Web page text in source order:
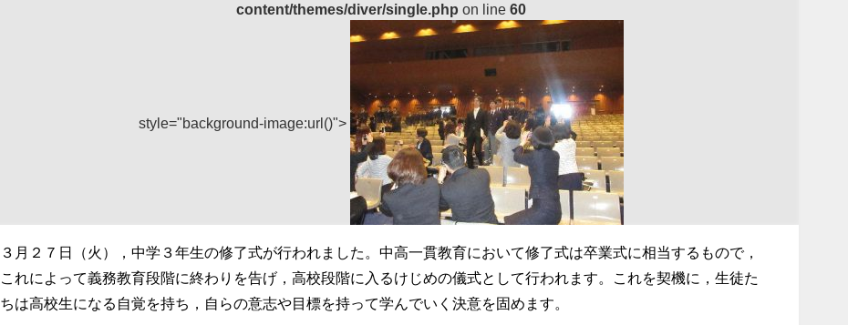
content/themes/diver/single.php on line 60
style="background-image:url()">
３月２７日（火），中学３年生の修了式が行われました。中高一貫教育において修了式は卒業式に相当するもので，
これによって義務教育段階に終わりを告げ，高校段階に入るけじめの儀式として行われます。これを契機に，生徒た
ちは高校生になる自覚を持ち，自らの意志や目標を持って学んでいく決意を固めます。